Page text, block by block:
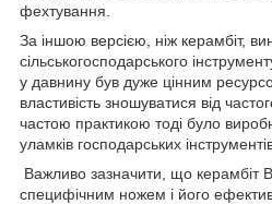
фехтування.
За іншою версією, ніж керамбіт,
сільськогосподарського
у давнину був дуже цінним
властивість зношуватися від
частою практикою тоді було
уламків господарських
Важливо зазначити, що керамбіт
специфічним ножем і його